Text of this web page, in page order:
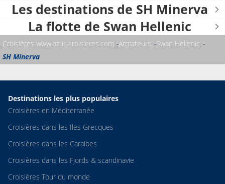
Les destinations de SH Minerva
La flotte de Swan Hellenic
Croisières www.azur-croisieres.com Armateurs Swan Hellenic
SH Minerva
Destinations les plus populaires
Croisières en Méditerranée
Croisières dans les Iles Grecques
Croisières dans les Caraibes
Croisières dans les Fjords & scandinavie
Croisières Tour du monde